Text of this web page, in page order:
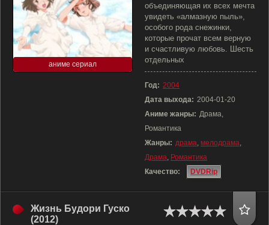
аниме сериал
объединяющая их всех мечта
увидеть «алмазную пыль»,
особого рода снежинки,
которые прочат всем верную
и счастливую любовь. Шесть
отдельных
Год: 2004
Дата выхода: 2004-01-20
Аниме жанры: Драма,
Романтика
Жанры: драма, мелодрама,
Драма, Романтика
Качество:
DVDRip
Жизнь Будори Гуско
(2012)